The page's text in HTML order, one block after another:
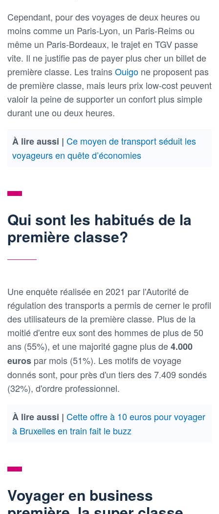
Cependant, pour des voyages de deux heures ou
moins comme un Paris-Lyon, un Paris-Reims ou
même un Paris-Bordeaux, le trajet en TGV passe
vite. Il ne justifie pas de payer plus cher un billet de
première classe. Les trainsOuigo ne proposent pas
de première classe, mais leurs prix low-cost peuvent
valoir la peine de supporter un confort plus simple
durant une ou deux heures.
À lire aussi | Ce moyen de transport séduit les
voyageurs en quête d’économies
Qui sont les habitués de la
première classe?
Une enquête réalisée en 2021 par l'Autorité de
régulation des transports a permis de cerner le profil
des utilisateurs de la première classe. Plus de la
moitié d'entre eux sont des hommes de plus de 50
ans (55%), et une majorité gagne plus de4.000
euros par mois (51%). Les motifs de voyage
donnés sont, pour près d'un tiers des 7.409 sondés
(32%), d'ordre professionnel.
À lire aussi | Cette offre à 10 euros pour voyager
à Bruxelles en train fait le buzz
Voyager en business